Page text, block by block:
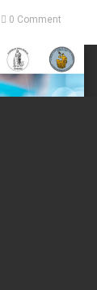
0 Comment